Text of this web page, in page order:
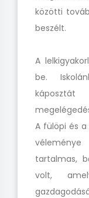
közötti
beszélt.
A
be.
káposztát
A fülöpi és
tartalmas,
volt,